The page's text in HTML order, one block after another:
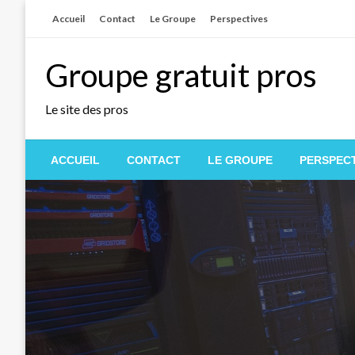
Accueil Contact Le Groupe Perspectives
Groupe gratuit pros
Le site des pros
ACCUEIL CONTACT LE GROUPE